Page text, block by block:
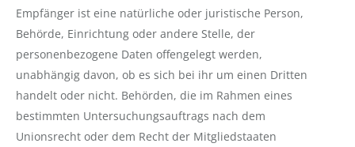
Empfänger ist eine natürliche oder juristische Person,
Behörde, Einrichtung oder andere Stelle, der
personenbezogene Daten offengelegt werden,
unabhängig davon, ob es sich bei ihr um einen Dritten
handelt oder nicht. Behörden, die im Rahmen eines
bestimmten Untersuchungsauftrags nach dem
Unionsrecht oder dem Recht der Mitgliedstaaten